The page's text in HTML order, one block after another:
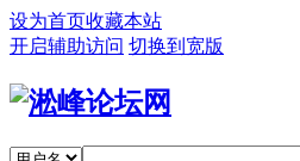
设为首页收藏本站
开启辅助访问 切换到宽版